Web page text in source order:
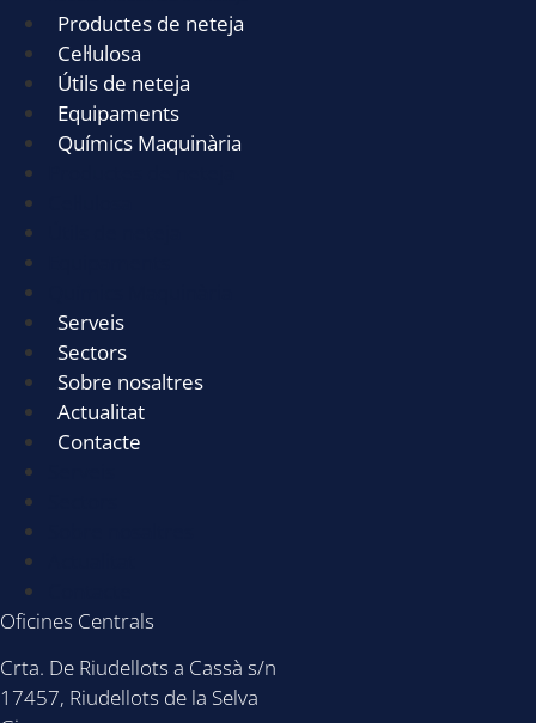
Productes de neteja
Cel·lulosa
Útils de neteja
Equipaments
Químics Maquinària
Serveis
Sectors
Sobre nosaltres
Actualitat
Contacte
Oficines Centrals
Crta. De Riudellots a Cassà s/n
17457, Riudellots de la Selva